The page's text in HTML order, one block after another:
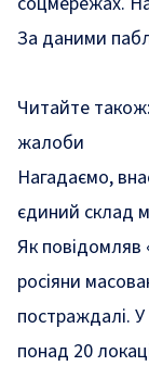
За даними
Читайте також:
жалоби
Нагадаємо,
єдиний склад
Як повідомляв
росіяни
постраждалі.
понад 20